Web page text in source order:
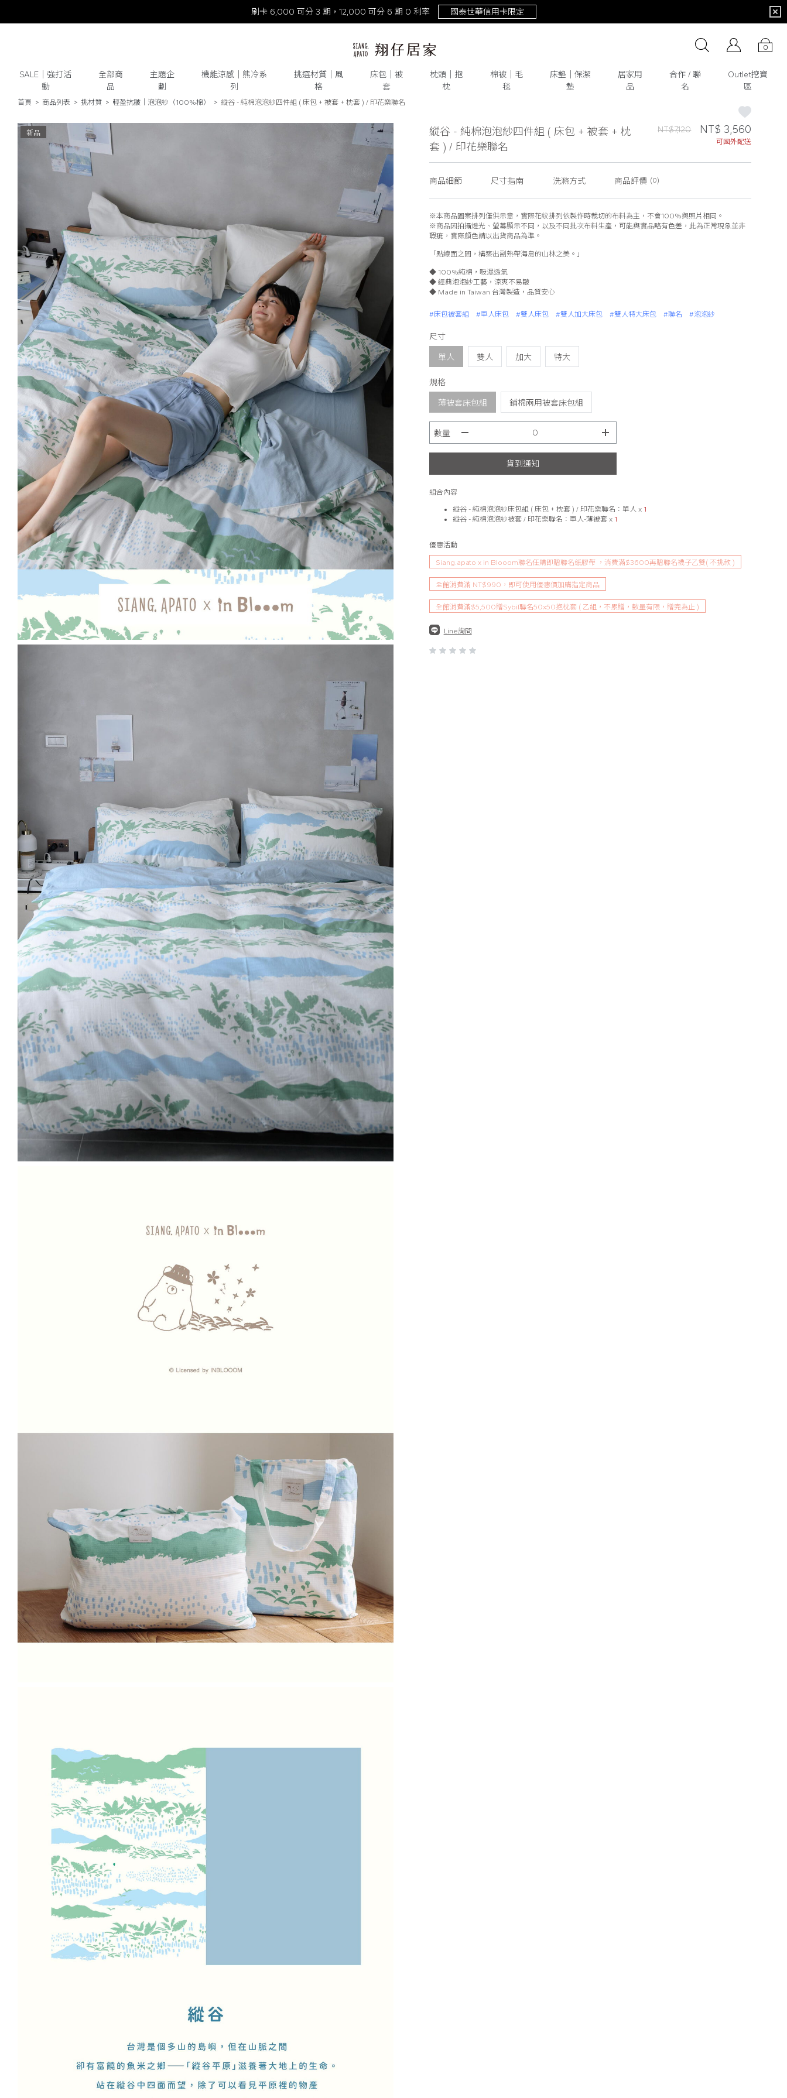
NEW！激涼熊冷。重磅回歸 去年銷量破萬件！
0
SALE｜強打活
動
全部商
品
主題企
劃
機能涼感｜熊冷系
列
挑選材質│風
格
床包│被
套
枕頭│抱
枕
棉被│毛
毯
床墊│保潔
墊
居家用
品
合作 / 聯
名
Outlet挖寶
區
首頁 商品列表 挑材質 輕盈抗皺│泡泡紗（100%棉） 縱谷 - 純棉泡泡紗四件組 ( 床包 + 被套 + 枕套 ) / 印花樂聯名
新品
縱谷 - 純棉泡泡紗四件組 ( 床包 + 被套 + 枕
套 ) / 印花樂聯名
NT$7,120 NT$ 3,560
可國外配送
※本商品圖案排列僅供示意，實際花紋排列依製作時裁切的布料為主，不會100%與照片相同。
※商品因拍攝燈光、螢幕顯示不同，以及不同批次布料生產，可能與實品略有色差，此為正常現象並非
瑕疵，實際顏色請以出貨商品為準。
「點線面之間，構築出副熱帶海島的山林之美。」
◆ 100%純棉，吸濕透氣
◆ 經典泡泡紗工藝，涼爽不易皺
◆ Made in Taiwan 台灣製造，品質安心
#床包被套組 #單人床包 #雙人床包 #雙人加大床包 #雙人特大床包 #聯名 #泡泡紗
尺寸
單人 雙人 加大 特大
規格
薄被套床包組 鋪棉兩用被套床包組
數量
貨到通知
組合內容
縱谷 - 純棉泡泡紗床包組 ( 床包 + 枕套 ) / 印花樂聯名： 單人 x 1
縱谷 - 純棉泡泡紗被套 / 印花樂聯名： 單人-薄被套x 1
優惠活動
Siang.apato x in Blooom聯名任購即贈聯名紙膠帶 ，消費滿$3600再贈聯名襪子乙雙( 不挑款 )
全館消費滿 NT$990，即可使用優惠價加購指定商品
全館消費滿$5,500贈Sybil聯名50x50抱枕套 ( 乙組，不累贈，數量有限，贈完為止 )
Line詢問
商品細節 尺寸指南 洗滌方式 商品評價 (0)